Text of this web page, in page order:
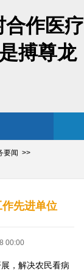
作医疗
搏尊龙
要闻
先进单位
00:00
，解决农民看病